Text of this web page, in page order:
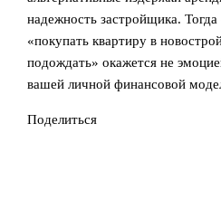
надежность застройщика.
«покупать квартиру в
подождать» окажется не
вашей личной финансовой
Поделиться